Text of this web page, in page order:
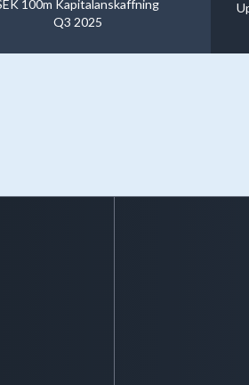
100m Kapitalanskaffning
Q3 2025